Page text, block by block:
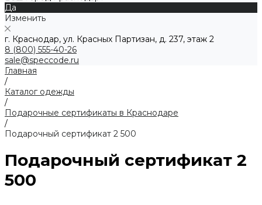
Да
Изменить
г. Краснодар, ул. Красных Партизан, д. 237, этаж 2
8 (800) 555-40-26
sale@speccode.ru
Главная
/
Каталог одежды
/
Подарочные сертификаты в Краснодаре
/
Подарочный сертификат 2 500
Подарочный сертификат 2
500